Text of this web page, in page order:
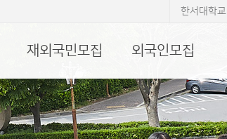
한서대학교
재외국민모집 외국인모집